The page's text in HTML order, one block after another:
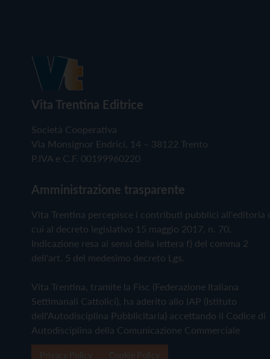
Vita Trentina Editrice
Società Cooperativa
Via Monsignor Endrici, 14 – 38122 Trento
P.IVA e C.F. 00199960220
Amministrazione trasparente
Vita Trentina percepisce i contributi pubblici all'editoria
cui al decreto legislativo 15 maggio 2017, n. 70.
Indicazione resa ai sensi della lettera f) del comma 2
dell'art. 5 del medesimo decreto Lgs.
Vita Trentina, tramite la Fisc (Federazione Italiana
Settimanali Cattolici), ha aderito allo IAP (Istituto
dell'Autodisciplina Pubblicitaria) accettando il Codice di
Autodisciplina della Comunicazione Commerciale